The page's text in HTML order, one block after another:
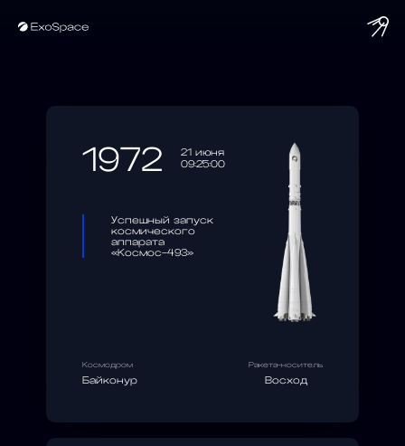
1972
21 июня
09:25:00
Успешный запуск
космического
аппарата
«Космос-493»
Космодром
Байконур
Ракета-носитель
Восход